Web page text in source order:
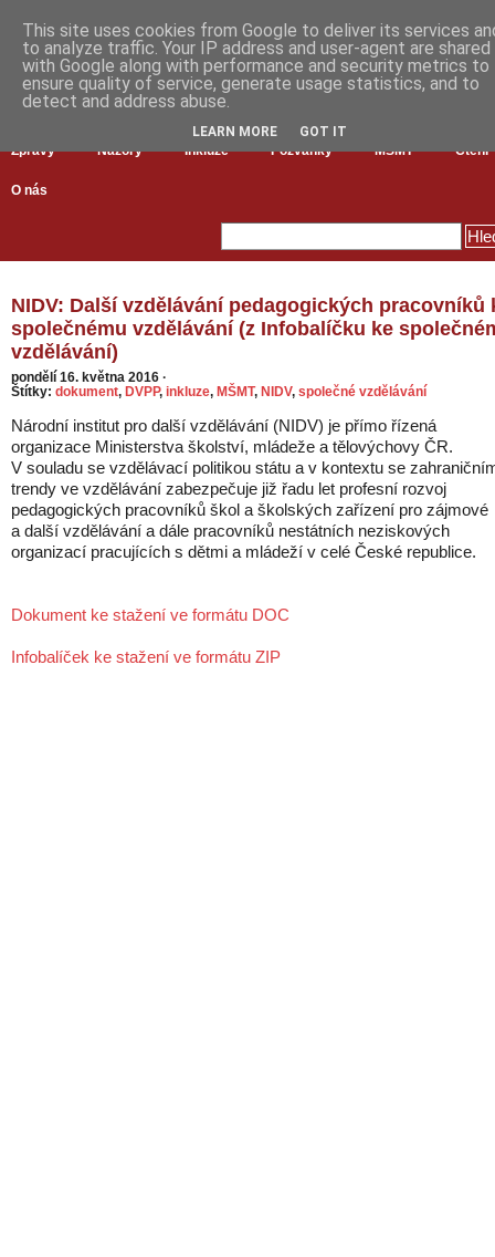
Zprávy Názory Inkluze Pozvánky MŠMT Čtení
O nás
NIDV: Další vzdělávání pedagogických pracovníků
společnému vzdělávání (z Infobalíčku ke
vzdělávání)
pondělí 16. května 2016 ·
Štítky: dokument, DVPP, inkluze, MŠMT, NIDV, společné vzdělávání
Národní institut pro další vzdělávání (NIDV) je přímo řízená
organizace Ministerstva školství, mládeže a tělovýchovy ČR.
V souladu se vzdělávací politikou státu a v kontextu se
trendy ve vzdělávání zabezpečuje již řadu let profesní rozvoj
pedagogických pracovníků škol a školských zařízení pro zájmové
a další vzdělávání a dále pracovníků nestátních neziskových
organizací pracujících s dětmi a mládeží v celé České republice.
Dokument ke stažení ve formátu DOC
Infobalíček ke stažení ve formátu ZIP
This site uses cookies from Google to deliver its services
to analyze traffic. Your IP address and user-agent are shared
with Google along with performance and security metrics to
ensure quality of service, generate usage statistics, and to
detect and address abuse.
LEARN MORE GOT IT